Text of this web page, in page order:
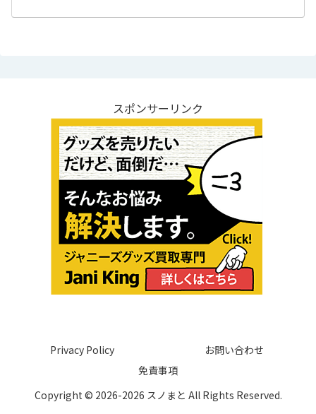
スポンサーリンク
Privacy Policy
お問い合わせ
免責事項
Copyright © 2026-2026 スノまと All Rights Reserved.